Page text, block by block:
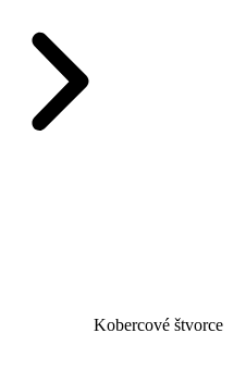
Kobercové štvorce